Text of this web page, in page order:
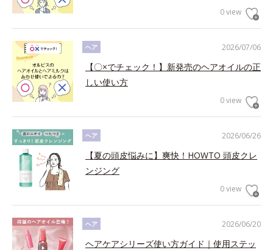
0 view
2026/07/06
ヘア
【〇×でチェック！】新発売のヘアオイルの正
しい使い方
0 view
2026/06/26
ヘア
【夏の頭皮悩みに】爽快！HOWTO 頭皮クレ
ンジング
0 view
2026/06/20
ヘア
ヘアケアシリーズ使い方ガイド｜使用ステッ